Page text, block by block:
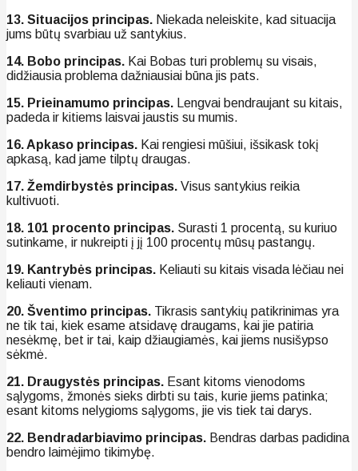
13. Situacijos principas. Niekada neleiskite, kad situacija
jums būtų svarbiau už santykius.
14. Bobo principas. Kai Bobas turi problemų su visais,
didžiausia problema dažniausiai būna jis pats.
15. Prieinamumo principas. Lengvai bendraujant su kitais,
padeda ir kitiems laisvai jaustis su mumis.
16. Apkaso principas. Kai rengiesi mūšiui, išsikask tokį
apkasą, kad jame tilptų draugas.
17. Žemdirbystės principas. Visus santykius reikia
kultivuoti.
18. 101 procento principas. Surasti 1 procentą, su kuriuo
sutinkame, ir nukreipti į jį 100 procentų mūsų pastangų.
19. Kantrybės principas. Keliauti su kitais visada lėčiau nei
keliauti vienam.
20. Šventimo principas. Tikrasis santykių patikrinimas yra
ne tik tai, kiek esame atsidavę draugams, kai jie patiria
nesėkmę, bet ir tai, kaip džiaugiamės, kai jiems nusišypso
sėkmė.
21. Draugystės principas. Esant kitoms vienodoms
sąlygoms, žmonės sieks dirbti su tais, kurie jiems patinka;
esant kitoms nelygioms sąlygoms, jie vis tiek tai darys.
22. Bendradarbiavimo principas. Bendras darbas padidina
bendro laimėjimo tikimybę.